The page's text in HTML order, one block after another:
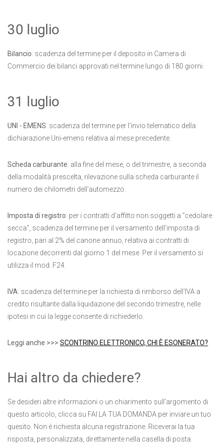
30 luglio
Bilancio: scadenza del termine per il deposito in Camera di
Commercio dei bilanci approvati nel termine lungo di 180 giorni.
31 luglio
UNI - EMENS: scadenza del termine per l'invio telematico della
dichiarazione Uni-emens relativa al mese precedente.
Scheda carburante: alla fine del mese, o del trimestre, a seconda
della modalità prescelta, rilevazione sulla scheda carburante il
numero dei chilometri dell'automezzo.
Imposta di registro: per i contratti d'affitto non soggetti a "cedolare
secca", scadenza del termine per il versamento dell'imposta di
registro, pari al 2% del canone annuo, relativa ai contratti di
locazione decorrenti dal giorno 1 del mese. Per il versamento si
utilizza il mod. F24.
IVA: scadenza del termine per la richiesta di rimborso dell'IVA a
credito risultante dalla liquidazione del secondo trimestre, nelle
ipotesi in cui la legge consente di richiederlo.
Leggi anche >>> SCONTRINO ELETTRONICO, CHI È ESONERATO?
Hai altro da chiedere?
Se desideri altre informazioni o un chiarimento sull'argomento di
questo articolo, clicca su FAI LA TUA DOMANDA per inviare un tuo
quesito. Non è richiesta alcuna registrazione. Riceverai la tua
risposta, personalizzata, direttamente nella casella di posta.